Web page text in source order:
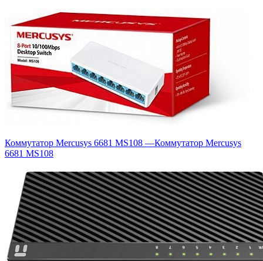
Коммутатор Mercusys 6681 MS108 —Коммутатор Mercusys
6681 MS108